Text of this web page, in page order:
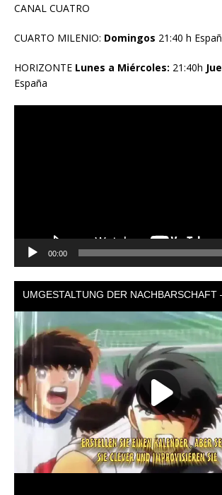
CANAL CUATRO
CUARTO MILENIO: Domingos 21:40 h
HORIZONTE Lunes a Miércoles: 21:40h
España
00:00